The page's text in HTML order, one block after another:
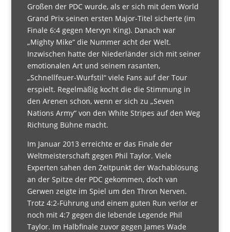
Großen der PDC wurde, als er sich mit dem World
Grand Prix seinen ersten Major-Titel sicherte (im
Finale 6:4 gegen Mervyn King). Danach war
„Mighty Mike“ die Nummer acht der Welt.
Inzwischen hatte der Niederländer sich mit seiner
emotionalen Art und seinem rasanten,
„Schnellfeuer-Wurfstil“ viele Fans auf der Tour
erspielt. Regelmäßig kocht die die Stimmung in
den Arenen schon, wenn er sich zu „Seven
Nations Army“ von den White Stripes auf den Weg
Richtung Bühne macht.
Im Januar 2013 erreichte er das Finale der
Weltmeisterschaft gegen Phil Taylor. Viele
Experten sahen den Zeitpunkt der Wachablösung
an der Spitze der PDC gekommen, doch van
Gerwen zeigte im Spiel um den Thron Nerven.
Trotz 4:2-Führung und einem guten Run verlor er
noch mit 4:7 gegen die lebende Legende Phil
Taylor. Im Halbfinale zuvor gegen James Wade